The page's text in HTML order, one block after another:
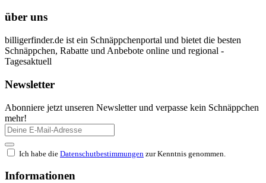
über uns
billigerfinder.de ist ein Schnäppchenportal und bietet die besten
Schnäppchen, Rabatte und Anbebote online und regional -
Tagesaktuell
Newsletter
Abonniere jetzt unseren Newsletter und verpasse kein Schnäppchen
mehr!
Ich habe die Datenschutbestimmungen zur Kenntnis genommen.
Informationen